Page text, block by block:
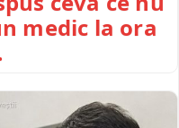
medic la ora